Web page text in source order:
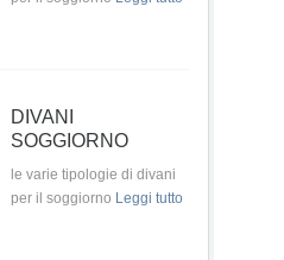
DIVANI
SOGGIORNO
le varie tipologie di divani
per il soggiorno Leggi tutto